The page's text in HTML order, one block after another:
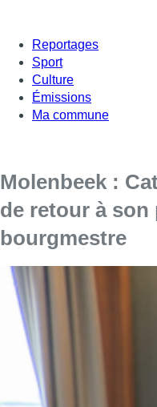
Reportages
Sport
Culture
Émissions
Ma commune
Molenbeek :
de retour à son
bourgmestre